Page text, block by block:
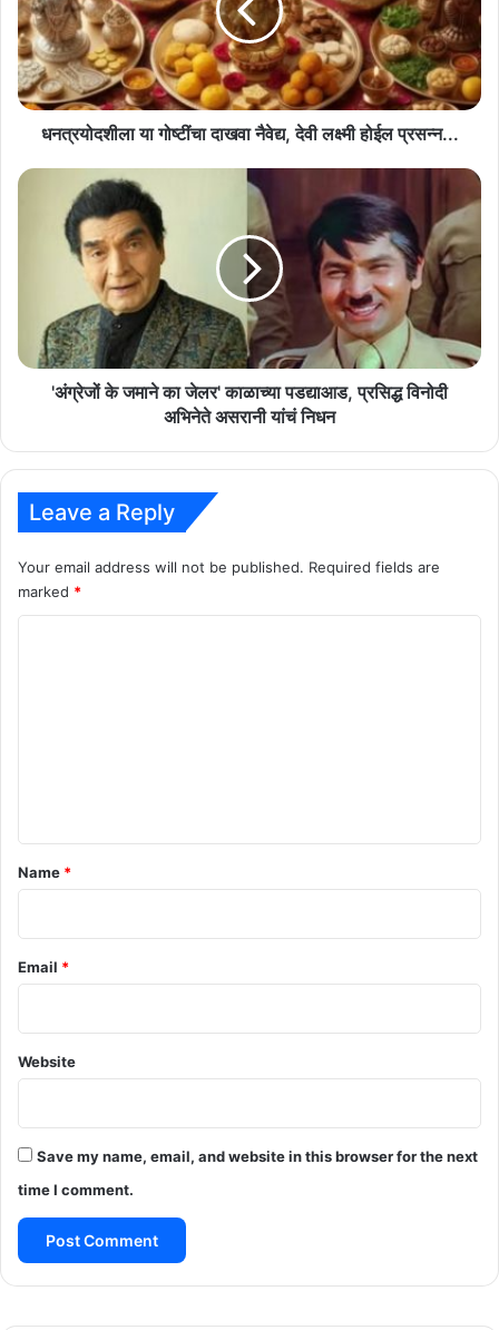
नैवेद्य,
देवी
लक्ष्मी
होईल
प्रसन्न...
धनत्रयोदशीला या गोष्टींचा दाखवा नैवेद्य, देवी लक्ष्मी होईल प्रसन्न...
'अंग्रेजों
पडद्याआड,
प्रसिद्ध
विनोदी
अभिनेते'अंग्रेजों के जमाने का जेलर' काळाच्या पडद्याआड, प्रसिद्ध विनोदी
अभिनेते असरानी यांचं निधन
Leave a Reply
Your email address will not be published. Required fields are
marked *
*
Name *
Email *
Website
Save my name, email, and website in this browser for the next
time I comment.